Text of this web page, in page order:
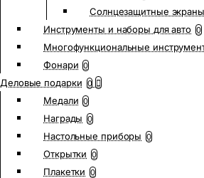
Солнцезащитные экраны
Инструменты и наборы для авто 0
Многофункциональные
Фонари 0
Деловые подарки 0
Медали 0
Награды 0
Настольные приборы 0
Открытки 0
Плакетки 0